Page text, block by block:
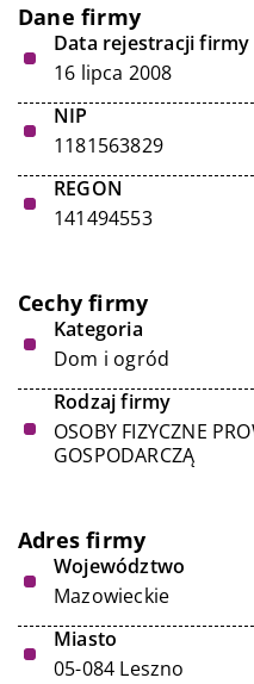
Dane firmy
Data rejestracji firmy
16 lipca 2008
NIP
1181563829
REGON
141494553
Cechy firmy
Kategoria
Dom i ogród
Rodzaj firmy
OSOBY FIZYCZNE
GOSPODARCZĄ
Adres firmy
Województwo
Mazowieckie
Miasto
05-084 Leszno